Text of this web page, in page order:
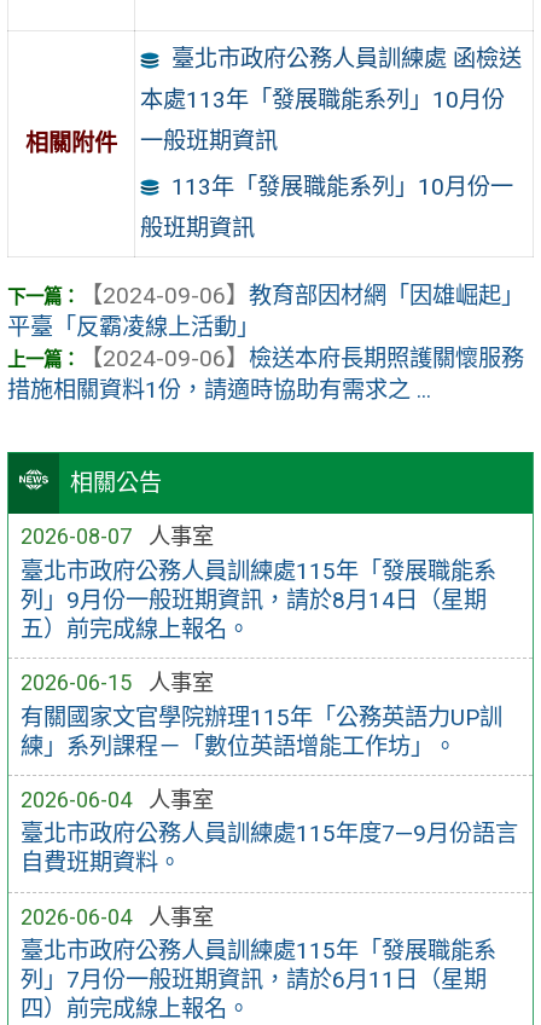
相關公告
2026-08-07 人事室
臺北市政府公務人員訓練處115年「發展職能系
列」9月份一般班期資訊，請於8月14日（星期
五）前完成線上報名。
2026-06-15 人事室
有關國家文官學院辦理115年「公務英語力UP訓
練」系列課程－「數位英語增能工作坊」。
2026-06-04 人事室
臺北市政府公務人員訓練處115年度7—9月份語言
自費班期資料。
2026-06-04 人事室
臺北市政府公務人員訓練處115年「發展職能系
列」7月份一般班期資訊，請於6月11日（星期
四）前完成線上報名。
相關附件
臺北市政府公務人員訓練處 函檢送
本處113年「發展職能系列」10月份
一般班期資訊
113年「發展職能系列」10月份一
般班期資訊
【2024-09-06】 教育部因材網「因雄崛起」
平臺「反霸凌線上活動」
【2024-09-06】 檢送本府長期照護關懷服務
措施相關資料1份，請適時協助有需求之 ...